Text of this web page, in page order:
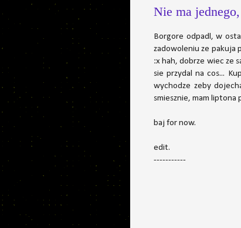
Nie ma
Borgore odpadl, w
zadowoleniu ze pakuja
:x hah, dobrze wiec ze
sie przydal na cos...
wychodze zeby
smiesznie, mam liptona
baj for now.
edit.
-----------